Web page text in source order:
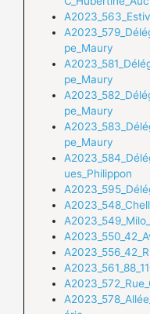
pe_Maury
pe_Maury
pe_Maury
pe_Maury
ues_Philippon